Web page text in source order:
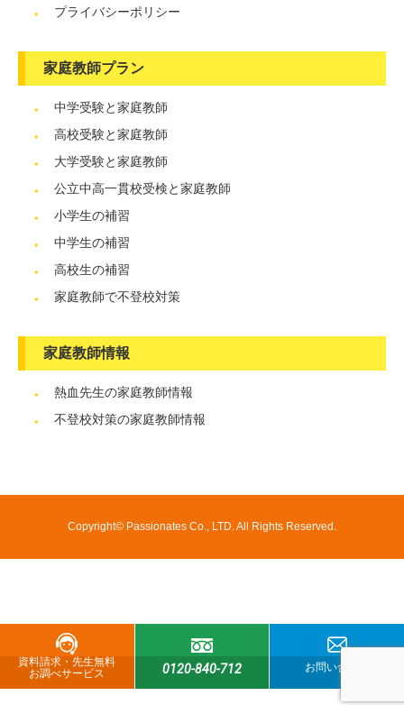
プライバシーポリシー
家庭教師プラン
中学受験と家庭教師
高校受験と家庭教師
大学受験と家庭教師
公立中高一貫校受検と家庭教師
小学生の補習
中学生の補習
高校生の補習
家庭教師で不登校対策
家庭教師情報
熱血先生の家庭教師情報
不登校対策の家庭教師情報
Copyright© Passionates Co., LTD. All Rights Reserved.
資料請求・先生無料
お調べサービス
0120-840-712 お問い合わせ